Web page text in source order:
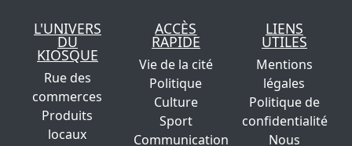
L'UNIVERS
DU
KIOSQUE
Rue des
commerces
Produits
locaux
ACCÈS
RAPIDE
Vie de la cité
Politique
Culture
Sport
Communication
LIENS
UTILES
Mentions
légales
Politique de
confidentialité
Nous